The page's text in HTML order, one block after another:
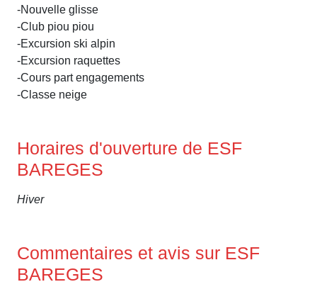
-Nouvelle glisse
-Club piou piou
-Excursion ski alpin
-Excursion raquettes
-Cours part engagements
-Classe neige
Horaires d'ouverture de ESF
BAREGES
Hiver
Commentaires et avis sur ESF
BAREGES